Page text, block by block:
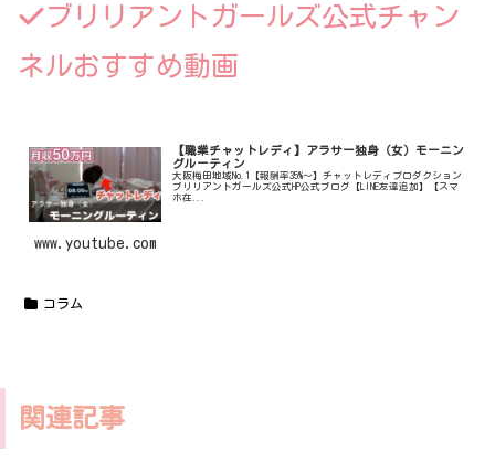
ブリリアントガールズ公式チャン
ネルおすすめ動画
【職業チャットレディ】アラサー独身（女）モーニン
グルーティン
大阪梅田地域No.1【報酬率35%〜】チャットレディプロダクション
ブリリアントガールズ公式HP公式ブログ【LINE友達追加】【スマ
ホ在...
www.youtube.com
コラム
関連記事